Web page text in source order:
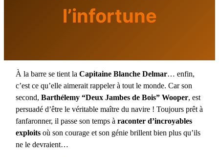
l’infortune
À la barre se tient la Capitaine Blanche Delmar… enfin,
c’est ce qu’elle aimerait rappeler à tout le monde. Car son
second, Barthélemy “Deux Jambes de Bois” Wooper, est
persuadé d’être le véritable maître du navire ! Toujours prêt à
fanfaronner, il passe son temps à raconter d’incroyables
exploits où son courage et son génie brillent bien plus qu’ils
ne le devraient…